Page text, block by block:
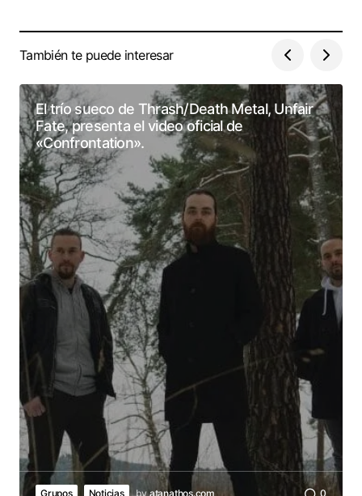
También te puede interesar
El trío sueco de Thrash/Death Metal, Unfair
Fate, presenta el video oficial de
«Confrontation».
Grupos Noticias byatanathos.com 0